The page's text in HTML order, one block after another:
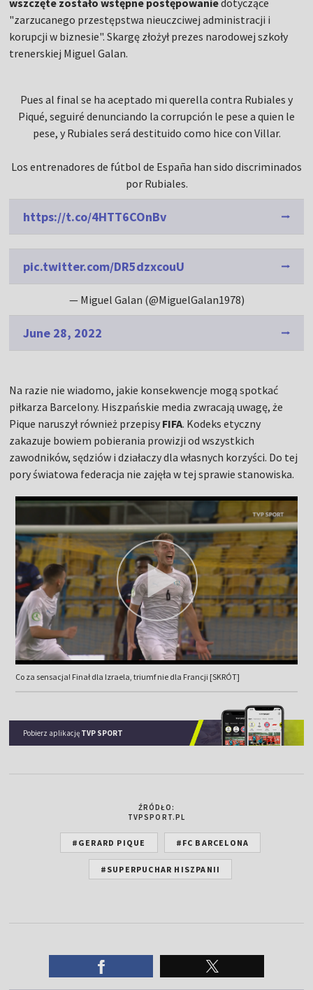
wszczęte zostało wstępne postępowaniedotyczące
"zarzucanego przestępstwa nieuczciwej administracji i
korupcji w biznesie". Skargę złożył prezes narodowej szkoły
trenerskiej Miguel Galan.
Pues al final se ha aceptado mi querella contra Rubiales y
Piqué, seguiré denunciando la corrupción le pese a quien le
pese, y Rubiales será destituido como hice con Villar.
Los entrenadores de fútbol de España han sido discriminados
por Rubiales.
https://t.co/4HTT6COnBv
pic.twitter.com/DR5dzxcouU
— Miguel Galan (@MiguelGalan1978)
June 28, 2022
Na razie nie wiadomo, jakie konsekwencje mogą spotkać
piłkarza Barcelony. Hiszpańskie media zwracają uwagę, że
Pique naruszył również przepisy FIFA. Kodeks etyczny
zakazuje bowiem pobierania prowizji od wszystkich
zawodników, sędziów i działaczy dla własnych korzyści. Do tej
pory światowa federacja nie zajęła w tej sprawie stanowiska.
Co za sensacja! Finał dla Izraela, triumf nie dla Francji [SKRÓT]
Pobierz aplikację TVP SPORT
ŹRÓDŁO:
TVPSPORT.PL
#GERARD PIQUE #FC BARCELONA
#SUPERPUCHAR HISZPANII